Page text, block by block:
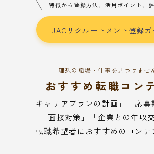
特徴から登録方法、活用ポイント、
JACリクルートメント登録ガ
理想の職場・仕事を見つけませ
おすすめ転職コン
「キャリアプランの計画」「応募
「面接対策」「企業との年収
転職希望者におすすめのコンテ